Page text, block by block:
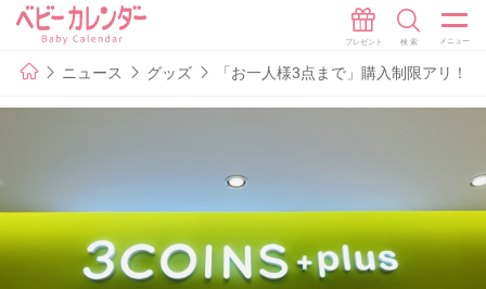
ニュース グッズ 「お一人様3点まで」購入制限アリ！